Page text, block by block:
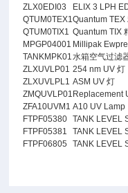
ZLX0EDI03
ELIX 3 LPH
QTUM0TEX1Quantum TEX
QTUM0TIX1 Quantum TIX
MPGP04001 Millipak
TANKMPK01水箱空气过滤
ZLXUVLP01 254 nm UV 灯
ZLXUVLPL1 ASM UV 灯
ZMQUVLP01 Replacement
ZFA10UVM1 A10 UV Lamp
FTPF05380
TANK LEVEL
FTPF05381
TANK LEVEL
FTPF06805
TANK LEVEL